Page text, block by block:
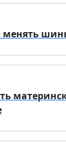
менять